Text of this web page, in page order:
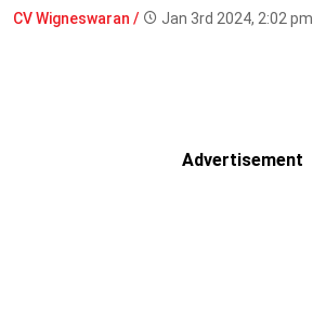
CV Wigneswaran / Jan 3rd 2024, 2:02 pm
Advertisement